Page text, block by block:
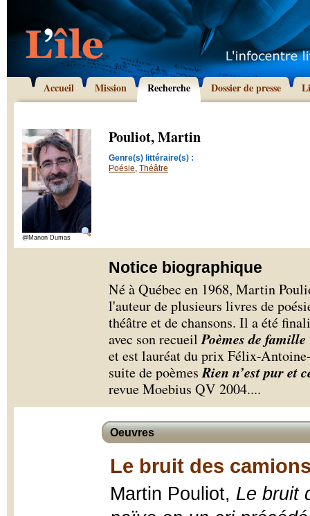
Accueil Mission Recherche Dossier de presse
@Manon Dumas
Pouliot, Martin
Genre(s) littéraire(s) :
Poésie, Théâtre
Notice biographique
Né à Québec en 1968, Martin
l'auteur de plusieurs livres de
théâtre et de chansons. Il a été
avec son recueilPoèmes de famille
et est lauréat du prix Félix-
suite de poèmesRien n’est pur et
revue Moebius QV 2004....
Oeuvres
Le bruit des
Martin Pouliot, Le bruit